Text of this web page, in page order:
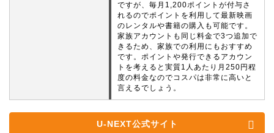
ですが、毎月1,200ポイントが付与さ
れるのでポイントを利用して最新映画
のレンタルや書籍の購入も可能です。
家族アカウントも同じ料金で3つ追加で
きるため、家族での利用にもおすすめ
です。ポイントや発行できるアカウン
トを考えると実質1人あたり月250円程
度の料金なのでコスパは非常に高いと
言えるでしょう。
U-NEXT公式サイト